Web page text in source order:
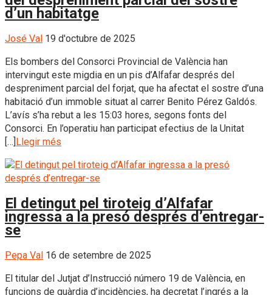
d’un habitatge
José Val 19 d'octubre de 2025
Els bombers del Consorci Provincial de València han
intervingut este migdia en un pis d’Alfafar després del
despreniment parcial del forjat, que ha afectat el sostre d’una
habitació d’un immoble situat al carrer Benito Pérez Galdós.
L’avís s’ha rebut a les 15:03 hores, segons fonts del
Consorci. En l’operatiu han participat efectius de la Unitat
[…]Llegir més
El detingut pel tiroteig d’Alfafar
ingressa a la presó després d’entregar-
se
Pepa Val 16 de setembre de 2025
El titular del Jutjat d’Instrucció número 19 de València, en
funcions de guàrdia d’incidències, ha decretat l’ingrés a la